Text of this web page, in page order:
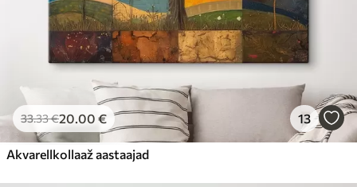
33.33€20.00 € 13
Akvarellkollaaž aastaajad